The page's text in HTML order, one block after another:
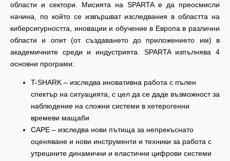
области и сектори. Мисията на SPARTA е да преосмисли
начина, по който се извършват изследвания в областта на
киберсигурността, иновации и обучение в Европа в различни
области и опит (от създаването до приложението им) в
академичните среди и индустрията. SPARTA изпълнява 4
основни програми:
T-SHARK – изследва иновативна работа с пълен
спектър на ситуацията, с цел да се даде възможност за
наблюдение на сложни системи в хетерогенни
времеви мащаби
CAPE – изследва нови пътища за непрекъснато
оценяване и нови инструменти и техники за работа с
утрешните динамични и еластични цифрови системи